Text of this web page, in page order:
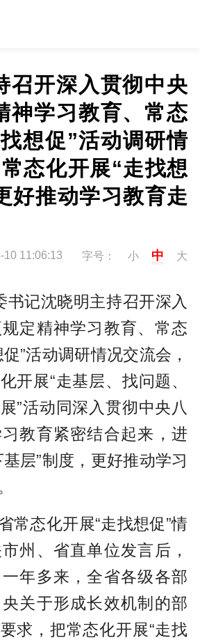
召开深入贯彻中央
神学习教育、常态
想促”活动调研情
态化开展“走找想
好推动学习教育走
10 11:06:13 字号： 小 中 大
书记沈晓明主持召开深入
定精神学习教育、常态
”活动调研情况交流会，
开展“走基层、找问题、
”活动同深入贯彻中央八
教育紧密结合起来，进
层”制度，更好推动学习
常态化开展“走找想促”情
州、省直单位发言后，
年多来，全省各级各部
关于形成长效机制的部
求，把常态化开展“走找